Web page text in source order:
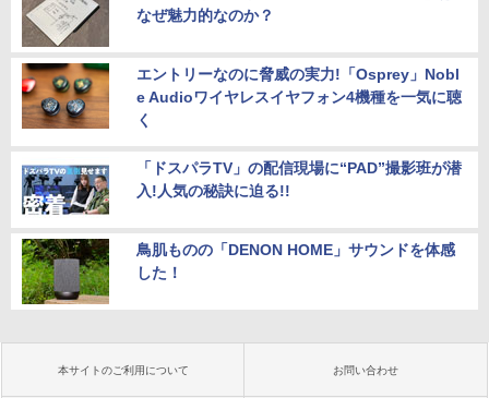
なぜ魅力的なのか？
エントリーなのに脅威の実力!「Osprey」Nobl
e Audioワイヤレスイヤフォン4機種を一気に聴
く
「ドスパラTV」の配信現場に“PAD”撮影班が潜
入!人気の秘訣に迫る!!
鳥肌ものの「DENON HOME」サウンドを体感
した！
本サイトのご利用について お問い合わせ